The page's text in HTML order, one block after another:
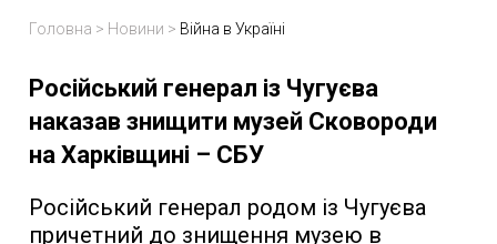
Головна > Новини > Війна в Україні
Російський генерал із Чугуєва
наказав знищити музей Сковороди
на Харківщині – СБУ
Російський генерал родом із Чугуєва
причетний до знищення музею в